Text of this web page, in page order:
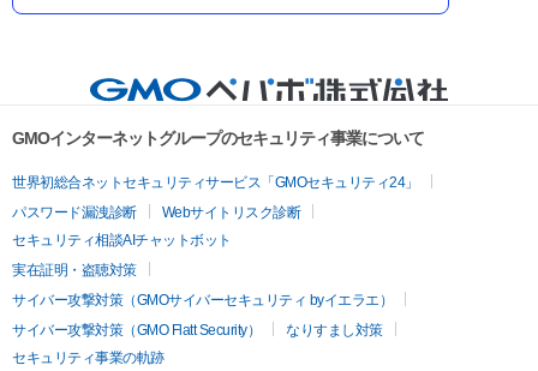
GMOインターネットグループのセキュリティ事業について
世界初総合ネットセキュリティサービス「GMOセキュリティ24」
パスワード漏洩診断
Webサイトリスク診断
セキュリティ相談AIチャットボット
実在証明・盗聴対策
サイバー攻撃対策（GMOサイバーセキュリティ byイエラエ）
サイバー攻撃対策（GMO Flatt Security）
なりすまし対策
セキュリティ事業の軌跡